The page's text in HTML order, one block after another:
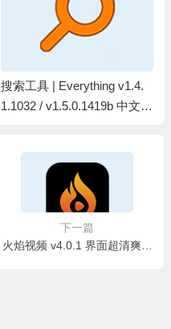
搜索工具 | Everything v1.4.
1.1032 / v1.5.0.1419b 中文绿
下一篇
火焰视频 v4.0.1 界面超清爽的高清免费影视追剧软件，去广告纯净版